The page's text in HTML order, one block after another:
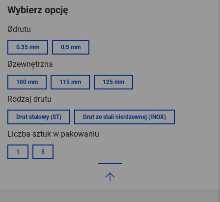
Wybierz opcję
Ødrutu
0.35 mm 0.5 mm
Øzewnętrzna
100 mm 115 mm 125 mm
Rodzaj drutu
Drut stalowy (ST) Drut ze stali nierdzewnej (INOX)
Liczba sztuk w pakowaniu
1 5